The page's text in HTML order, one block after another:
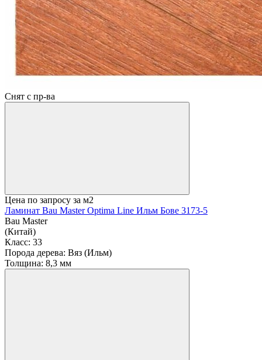
Снят с пр-ва
Цена по запросу за м2
Ламинат Bau Master Optima Line Ильм Бове 3173-5
Bau Master
(Китай)
Класс: 33
Порода дерева: Вяз (Ильм)
Толщина: 8,3 мм